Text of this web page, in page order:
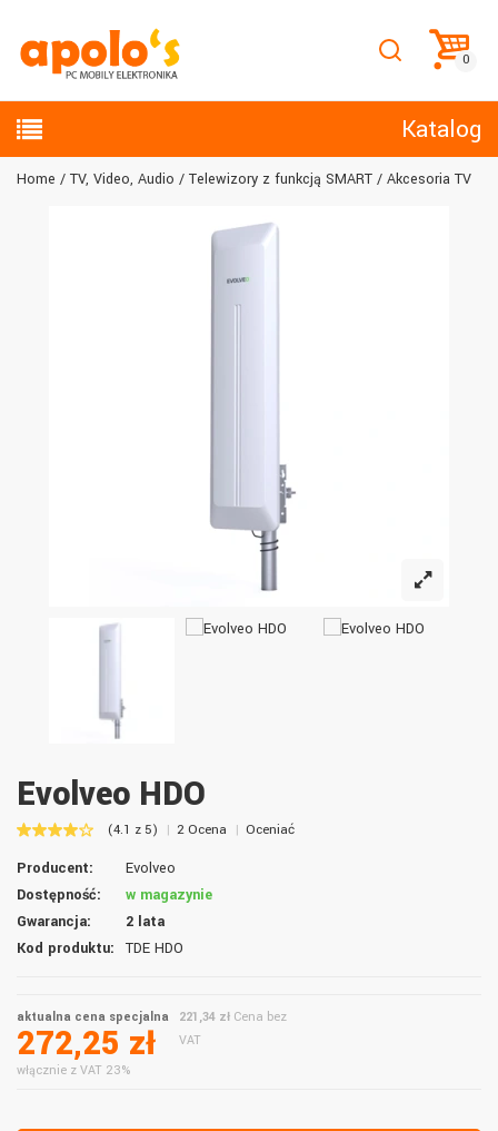
Katalog
Home TV, Video, Audio Telewizory z funkcją SMART Akcesoria TV
Evolveo HDO
(4.1 z 5) 2 Ocena Oceniać
Producent:
Evolveo
Dostępność:
w magazynie
Gwarancja:
2 lata
Kod produktu:
TDE HDO
aktualna cena specjalna
272,25 zł
włącznie z VAT 23%
221,34 złCena bez
VAT